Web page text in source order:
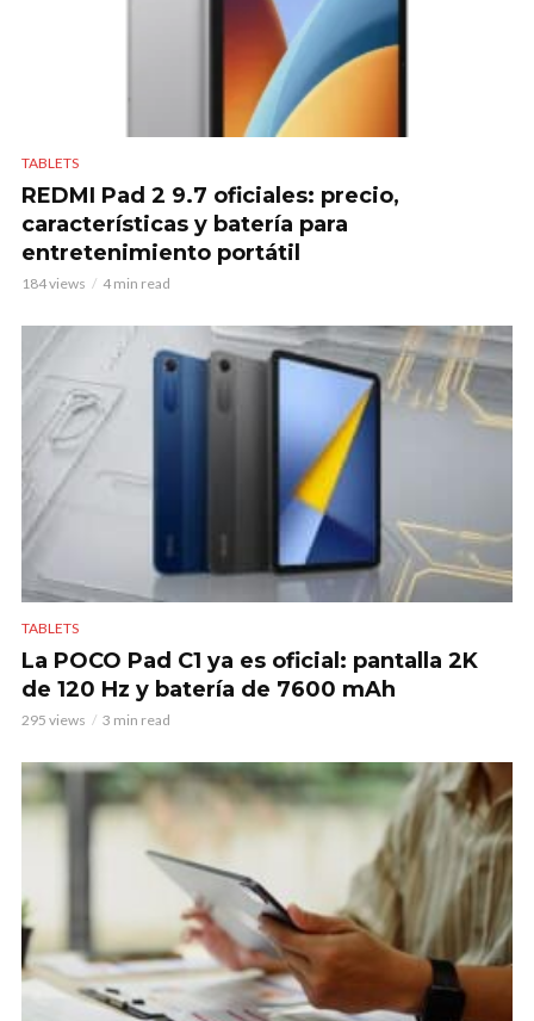
TABLETS
REDMI Pad 2 9.7 oficiales: precio,
características y batería para
entretenimiento portátil
184 views 4 min read
TABLETS
La POCO Pad C1 ya es oficial: pantalla 2K
de 120 Hz y batería de 7600 mAh
295 views 3 min read